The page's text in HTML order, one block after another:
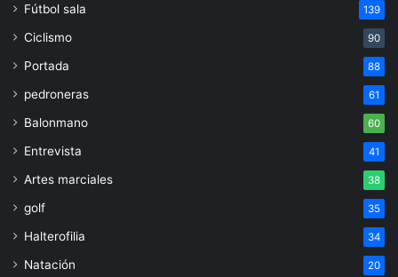
Fútbol sala 139
Ciclismo 90
Portada 88
pedroneras 61
Balonmano 60
Entrevista 41
Artes marciales 38
golf 35
Halterofilia 34
Natación 20